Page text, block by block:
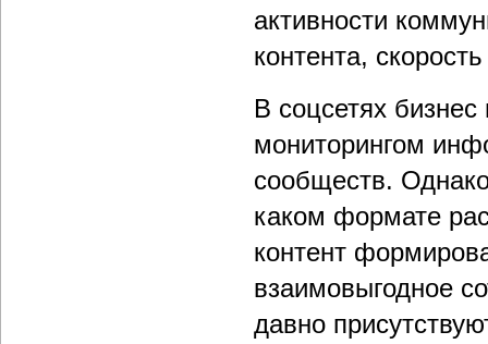
активности
контента,
В соцсетях бизнес
мониторингом
сообществ.
каком формате
контент
взаимовыгодное
давно